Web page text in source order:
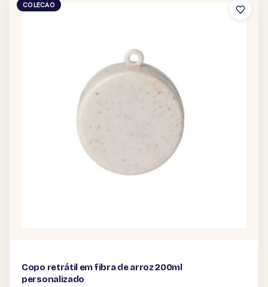
COLECAO
Copo retrátil em fibra de arroz 200ml
personalizado